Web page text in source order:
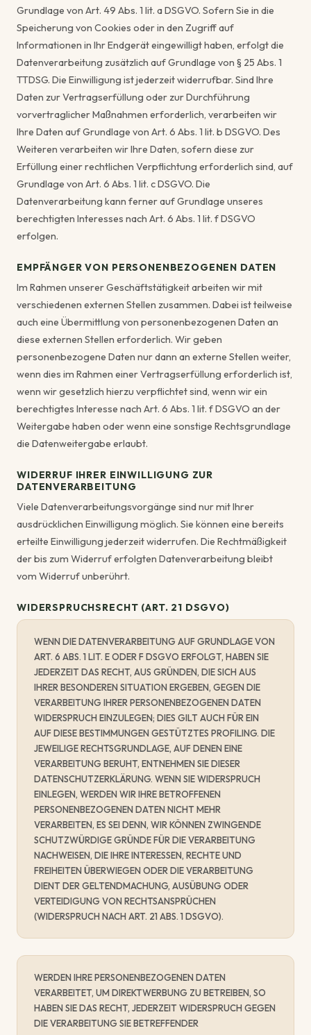
Grundlage von Art. 49 Abs. 1 lit. a DSGVO. Sofern Sie in die
Speicherung von Cookies oder in den Zugriff auf
Informationen in Ihr Endgerät eingewilligt haben, erfolgt die
Datenverarbeitung zusätzlich auf Grundlage von § 25 Abs. 1
TTDSG. Die Einwilligung ist jederzeit widerrufbar. Sind Ihre
Daten zur Vertragserfüllung oder zur Durchführung
vorvertraglicher Maßnahmen erforderlich, verarbeiten wir
Ihre Daten auf Grundlage von Art. 6 Abs. 1 lit. b DSGVO. Des
Weiteren verarbeiten wir Ihre Daten, sofern diese zur
Erfüllung einer rechtlichen Verpflichtung erforderlich sind, auf
Grundlage von Art. 6 Abs. 1 lit. c DSGVO. Die
Datenverarbeitung kann ferner auf Grundlage unseres
berechtigten Interesses nach Art. 6 Abs. 1 lit. f DSGVO
erfolgen.
EMPFÄNGER VON PERSONENBEZOGENEN DATEN
Im Rahmen unserer Geschäftstätigkeit arbeiten wir mit
verschiedenen externen Stellen zusammen. Dabei ist teilweise
auch eine Übermittlung von personenbezogenen Daten an
diese externen Stellen erforderlich. Wir geben
personenbezogene Daten nur dann an externe Stellen weiter,
wenn dies im Rahmen einer Vertragserfüllung erforderlich ist,
wenn wir gesetzlich hierzu verpflichtet sind, wenn wir ein
berechtigtes Interesse nach Art. 6 Abs. 1 lit. f DSGVO an der
Weitergabe haben oder wenn eine sonstige Rechtsgrundlage
die Datenweitergabe erlaubt.
WIDERRUF IHRER EINWILLIGUNG ZUR
DATENVERARBEITUNG
Viele Datenverarbeitungsvorgänge sind nur mit Ihrer
ausdrücklichen Einwilligung möglich. Sie können eine bereits
erteilte Einwilligung jederzeit widerrufen. Die Rechtmäßigkeit
der bis zum Widerruf erfolgten Datenverarbeitung bleibt
vom Widerruf unberührt.
WIDERSPRUCHSRECHT (ART. 21 DSGVO)
WENN DIE DATENVERARBEITUNG AUF GRUNDLAGE VON
ART. 6 ABS. 1 LIT. E ODER F DSGVO ERFOLGT, HABEN SIE
JEDERZEIT DAS RECHT, AUS GRÜNDEN, DIE SICH AUS
IHRER BESONDEREN SITUATION ERGEBEN, GEGEN DIE
VERARBEITUNG IHRER PERSONENBEZOGENEN DATEN
WIDERSPRUCH EINZULEGEN; DIES GILT AUCH FÜR EIN
AUF DIESE BESTIMMUNGEN GESTÜTZTES PROFILING. DIE
JEWEILIGE RECHTSGRUNDLAGE, AUF DENEN EINE
VERARBEITUNG BERUHT, ENTNEHMEN SIE DIESER
DATENSCHUTZERKLÄRUNG. WENN SIE WIDERSPRUCH
EINLEGEN, WERDEN WIR IHRE BETROFFENEN
PERSONENBEZOGENEN DATEN NICHT MEHR
VERARBEITEN, ES SEI DENN, WIR KÖNNEN ZWINGENDE
SCHUTZWÜRDIGE GRÜNDE FÜR DIE VERARBEITUNG
NACHWEISEN, DIE IHRE INTERESSEN, RECHTE UND
FREIHEITEN ÜBERWIEGEN ODER DIE VERARBEITUNG
DIENT DER GELTENDMACHUNG, AUSÜBUNG ODER
VERTEIDIGUNG VON RECHTSANSPRÜCHEN
(WIDERSPRUCH NACH ART. 21 ABS. 1 DSGVO).
WERDEN IHRE PERSONENBEZOGENEN DATEN
VERARBEITET, UM DIREKTWERBUNG ZU BETREIBEN, SO
HABEN SIE DAS RECHT, JEDERZEIT WIDERSPRUCH GEGEN
DIE VERARBEITUNG SIE BETREFFENDER